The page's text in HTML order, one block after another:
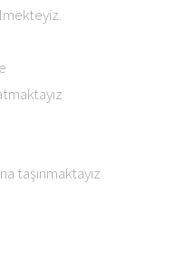
taşınmaktayız